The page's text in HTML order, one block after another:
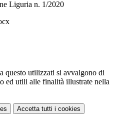
Liguria n. 1/2020
questo utilizzati si avvalgono di
ed utili alle finalità illustrate nella
Accetta tutti i cookies